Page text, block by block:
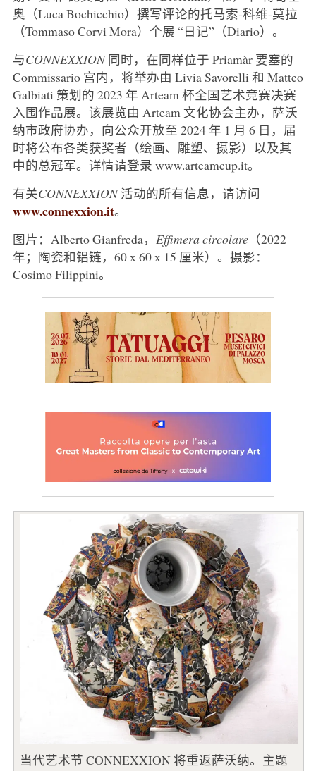
奥（Luca Bochicchio）撰写评论的托马索-科维-莫拉
（Tommaso Corvi Mora）个展 “日记”（Diario）。
与CONNEXXION同时，在同样位于 Priamàr 要塞的
Commissario 宫内，将举办由 Livia Savorelli 和 Matteo
Galbiati 策划的 2023 年 Arteam 杯全国艺术竞赛决赛
入围作品展。该展览由 Arteam 文化协会主办，萨沃
纳市政府协办，向公众开放至 2024 年 1 月 6 日，届
时将公布各类获奖者（绘画、雕塑、摄影）以及其
中的总冠军。详情请登录 www.arteamcup.it。
有关CONNEXXION活动的所有信息，请访问
www.connexxion.it。
图片：Alberto Gianfreda， Effimera circolare（2022
年；陶瓷和铝链，60 x 60 x 15 厘米）。摄影：
Cosimo Filippini。
当代艺术节 CONNEXXION 将重返萨沃纳。主题